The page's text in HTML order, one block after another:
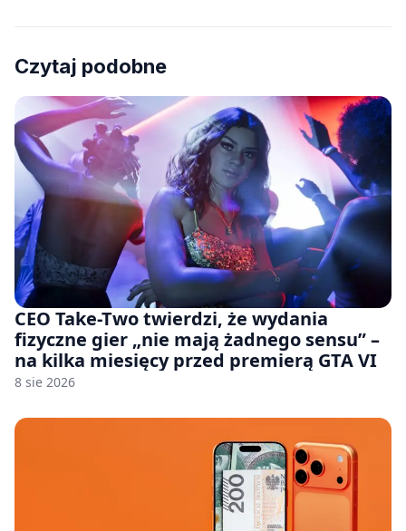
Czytaj podobne
CEO Take-Two twierdzi, że wydania
fizyczne gier „nie mają żadnego sensu” –
na kilka miesięcy przed premierą GTA VI
8 sie 2026